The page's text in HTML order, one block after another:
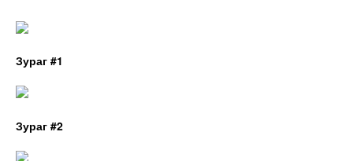
Зураг #1
Зураг #2